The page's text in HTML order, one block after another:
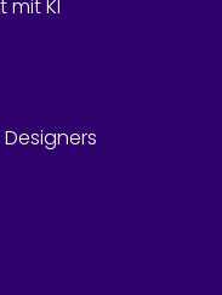
mit KI
Designers